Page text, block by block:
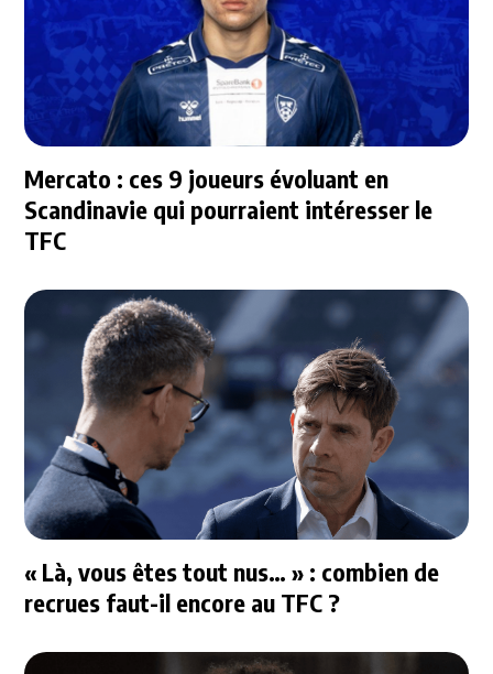
Mercato : ces 9 joueurs évoluant en
Scandinavie qui pourraient intéresser le
TFC
« Là, vous êtes tout nus… » : combien de
recrues faut-il encore au TFC ?